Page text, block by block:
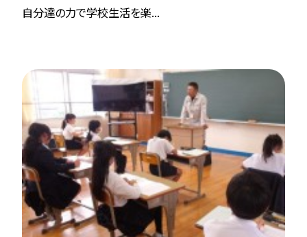
自分達の力で学校生活を楽...